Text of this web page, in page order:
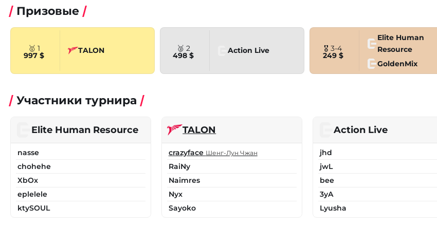
Призовые
🥇 1
997 $
TALON 🥈 2
498 $
Action Live 🎖 3-4
249 $
Elite Human
Resource
GoldenMix
Участники турнира
Elite Human Resource
nasse
chohehe
XbOx
eplelele
ktySOUL
TALON
crazyface Шенг-Лун Чжан
RaiNy
Naimres
Nyx
Sayoko
Action Live
jhd
jwL
bee
3yA
Lyusha